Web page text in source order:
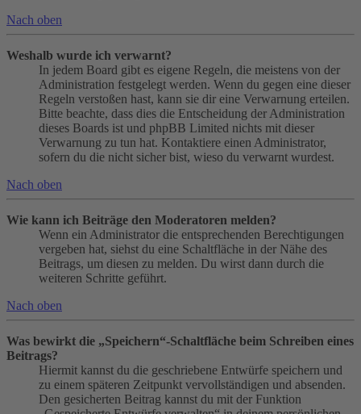
Nach oben
Weshalb wurde ich verwarnt?
In jedem Board gibt es eigene Regeln, die meistens von der
Administration festgelegt werden. Wenn du gegen eine dieser
Regeln verstoßen hast, kann sie dir eine Verwarnung erteilen.
Bitte beachte, dass dies die Entscheidung der Administration
dieses Boards ist und phpBB Limited nichts mit dieser
Verwarnung zu tun hat. Kontaktiere einen Administrator,
sofern du die nicht sicher bist, wieso du verwarnt wurdest.
Nach oben
Wie kann ich Beiträge den Moderatoren melden?
Wenn ein Administrator die entsprechenden Berechtigungen
vergeben hat, siehst du eine Schaltfläche in der Nähe des
Beitrags, um diesen zu melden. Du wirst dann durch die
weiteren Schritte geführt.
Nach oben
Was bewirkt die „Speichern“-Schaltfläche beim Schreiben eines
Beitrags?
Hiermit kannst du die geschriebene Entwürfe speichern und
zu einem späteren Zeitpunkt vervollständigen und absenden.
Den gesicherten Beitrag kannst du mit der Funktion